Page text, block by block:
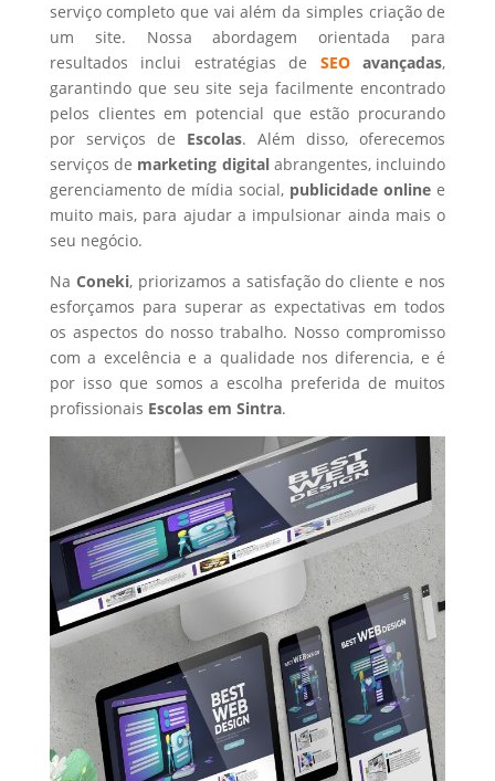
serviço completo que vai além da simples criação de
um site. Nossa abordagem orientada para
resultados inclui estratégias de SEOavançadas,
garantindo que seu site seja facilmente encontrado
pelos clientes em potencial que estão procurando
por serviços de Escolas. Além disso, oferecemos
serviços de marketing digital abrangentes, incluindo
gerenciamento de mídia social, publicidade online e
muito mais, para ajudar a impulsionar ainda mais o
seu negócio.
Na Coneki, priorizamos a satisfação do cliente e nos
esforçamos para superar as expectativas em todos
os aspectos do nosso trabalho. Nosso compromisso
com a excelência e a qualidade nos diferencia, e é
por isso que somos a escolha preferida de muitos
profissionais Escolasem Sintra.